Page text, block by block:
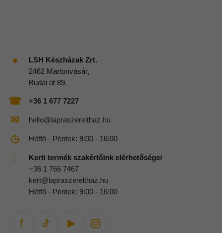
●
LSH Készházak Zrt.
2462 Martonvásár,
Budai út 89.
☎ +36 1 677 7227
✉ hello@lapraszerelthaz.hu
◷ Hétfő - Péntek: 9:00 - 16:00
⌂
Kerti termék szakértőink elérhetőségei
+36 1 766 7467
kert@lapraszerelthaz.hu
Hétfő - Péntek: 9:00 - 16:00
f ▶